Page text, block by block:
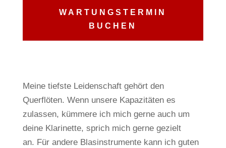
WARTUNGSTERMIN
BUCHEN
Meine tiefste Leidenschaft gehört den
Querflöten. Wenn unsere Kapazitäten es
zulassen, kümmere ich mich gerne auch um
deine Klarinette, sprich mich gerne gezielt
an. Für andere Blasinstrumente kann ich guten